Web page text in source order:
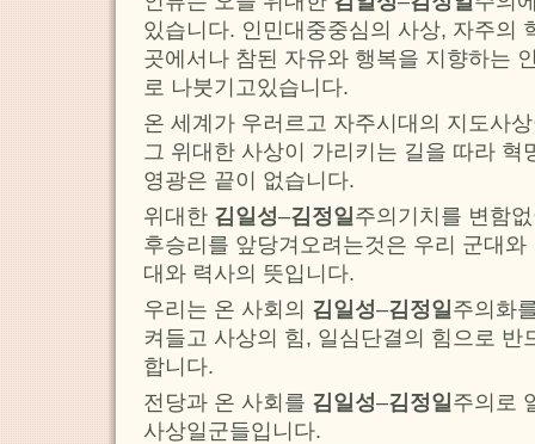
있습니다. 인민대중중심의 사상, 자주의
곳에서나 참된 자유와 행복을 지향하는
로 나붓기고있습니다.
온 세계가 우러르고 자주시대의 지도사
그 위대한 사상이 가리키는 길을 따라
영광은 끝이 없습니다.
위대한 김일성–김정일 주의기치를 변함
후승리를 앞당겨오려는것은 우리 군대
대와 력사의 뜻입니다.
우리는 온 사회의 김일성–김정일 주의화
켜들고 사상의 힘, 일심단결의 힘으로 반
합니다.
전당과 온 사회를 김일성–김정일 주의로
사상일군들입니다.